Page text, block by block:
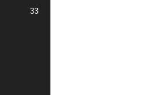
33